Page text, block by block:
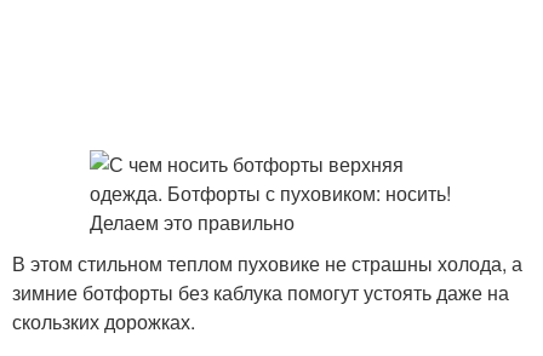
В этом стильном теплом пуховике не страшны холода, а
зимние ботфорты без каблука помогут устоять даже на
скользких дорожках.